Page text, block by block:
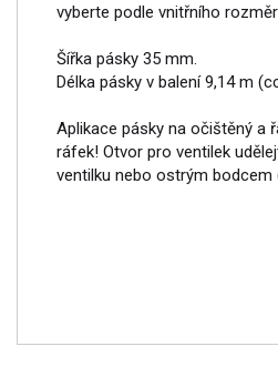
vyberte podle vnitřního
Šířka pásky 35 mm.
Délka pásky v balení 9,14 m
Aplikace pásky na očištěný a
ráfek! Otvor pro ventilek
ventilku nebo ostrým bodcem